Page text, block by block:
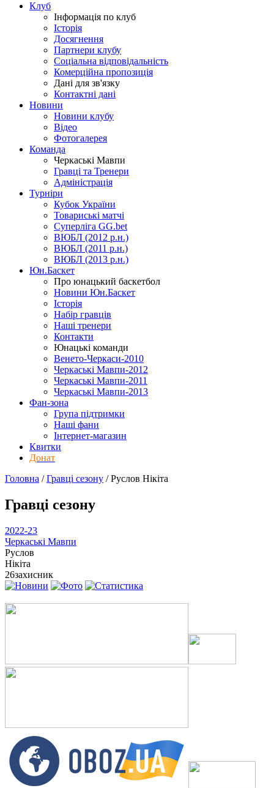
Клуб
Інформація по клуб
Історія
Досягнення
Партнери клубу
Соціальна відповідальність
Комерційна пропозиція
Дані для зв'язку
Контактні дані
Новини
Новини клубу
Відео
Фотогалерея
Команда
Черкаські Мавпи
Гравці та Тренери
Адміністрація
Турніри
Кубок України
Товариські матчі
Суперліга GG.bet
ВЮБЛ (2012 р.н.)
ВЮБЛ (2011 р.н.)
ВЮБЛ (2013 р.н.)
Юн.Баскет
Про юнацький баскетбол
Новини Юн.Баскет
Історія
Набір гравців
Наші тренери
Контакти
Юнацькі команди
Венето-Черкаси-2010
Черкаські Мавпи-2012
Черкаські Мавпи-2011
Черкаські Мавпи-2013
Фан-зона
Група підтримки
Наші фани
Інтернет-магазин
Квитки
Донат
Головна /Гравці сезону /Руслов Нікіта
Гравці сезону
2022-23
Черкаські Мавпи
Руслов
Нікіта
26захисник